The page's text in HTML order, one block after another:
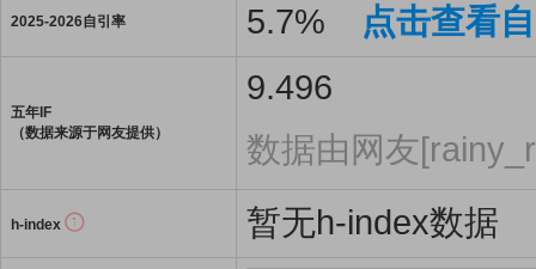
2025-2026自引率 5.7% 点击查看
五年IF
（数据来源于网友提供）
9.496
数据由网友
h-index 暂无h-index数据